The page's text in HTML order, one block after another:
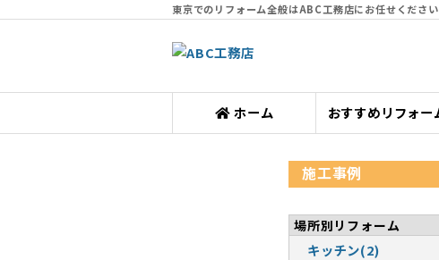
東京でのリフォーム全般はABC工務店にお任せください
ホーム おすすめリフォー
施工事例
場所別リフォーム
キッチン(2)